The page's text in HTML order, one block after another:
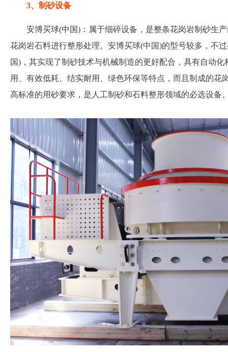
3、制砂设备
安博买球(中国) ：属于细碎设备，是整条花岗岩制砂生
花岗岩石料进行整形处理。安博买球(中国)的型号较多，不
国)，其实现了制砂技术与机械制造的更好配合，具有自动
用、有效低耗、结实耐用、绿色环保等特点，而且制成的花
高标准的用砂要求，是人工制砂和石料整形领域的必选设备